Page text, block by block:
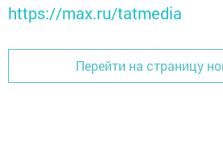
https://max.ru/tatmedia
Перейти на страницу